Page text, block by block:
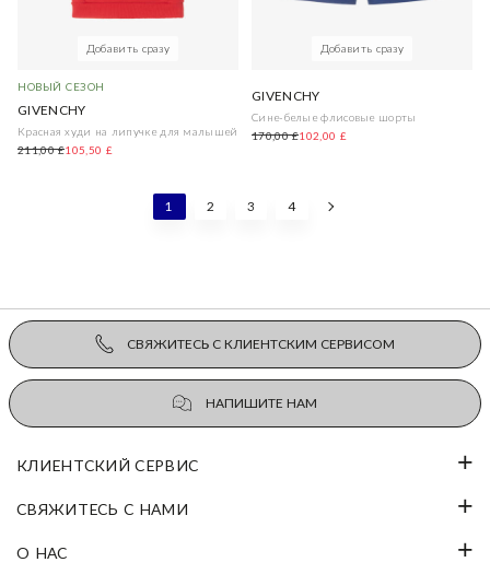
Добавить сразу
НОВЫЙ СЕЗОН
GIVENCHY
Красная худи на липучке для малышей
211,00 £105,50 £
Добавить сразу
GIVENCHY
Сине-белые флисовые шорты
170,00 £102,00 £
1 2 3 4
СВЯЖИТЕСЬ С КЛИЕНТСКИМ СЕРВИСОМ
НАПИШИТЕ НАМ
КЛИЕНТСКИЙ СЕРВИС
СВЯЖИТЕСЬ С НАМИ
О НАС